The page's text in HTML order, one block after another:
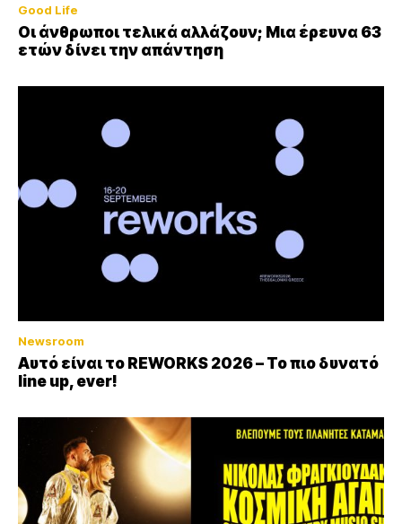
Good Life
Οι άνθρωποι τελικά αλλάζουν; Μια έρευνα 63
ετών δίνει την απάντηση
Newsroom
Αυτό είναι το REWORKS 2026 – Το πιο δυνατό
line up, ever!